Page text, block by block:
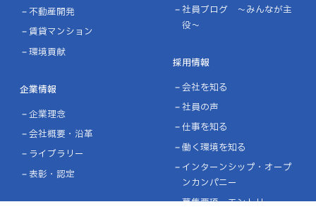
不動産開発
賃貸マンション
環境貢献
企業情報
企業理念
会社概要・沿革
ライブラリー
表彰・認定
社員ブログ ～みんなが主
役～
採用情報
会社を知る
社員の声
仕事を知る
働く環境を知る
インターンシップ・オープ
ンカンパニー
募集要項・エントリー